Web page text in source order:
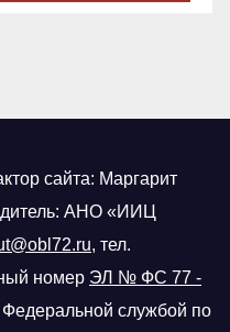
сайта: Маргарит
АНО «ИИЦ
, тел.
номер ЭЛ № ФС 77 -
службой по